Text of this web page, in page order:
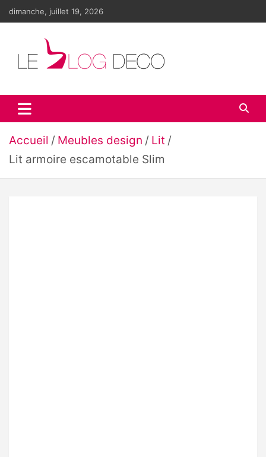
Aller
dimanche, juillet 19, 2026
Le blog déco
LE blog de la décoration d'intérieur et du design
Accueil Meubles design
Lit
Lit armoire escamotable Slim